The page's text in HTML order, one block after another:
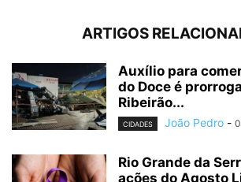
ARTIGOS
Auxílio para
do Doce é
Ribeirão...
CIDADES João Pedro -
Rio Grande da
ações do Agosto